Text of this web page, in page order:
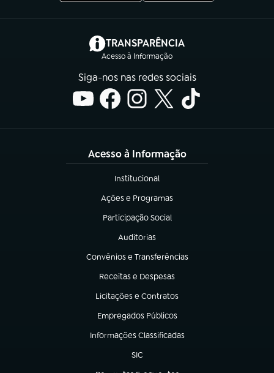
TRANSPARÊNCIA
Acesso à Informação
(abre em nova aba)
Siga-nos nas redes sociais
Acesso à Informação
Institucional
(abre em nova aba)
Ações e Programas
(abre em nova aba)
Participação Social
(abre em nova aba)
Auditorias
(abre em nova aba)
Convênios e Transferências
(abre em nova aba)
Receitas e Despesas
(abre em nova aba)
Licitações e Contratos
(abre em nova aba)
Empregados Públicos
(abre em nova aba)
Informações Classificadas
(abre em nova aba)
SIC
(abre em nova aba)